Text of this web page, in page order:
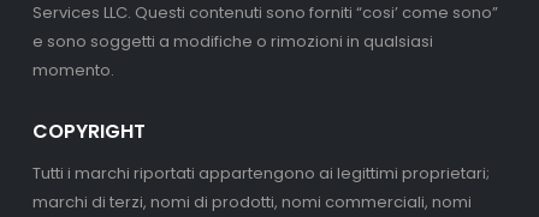
Services LLC. Questi contenuti sono forniti “cosi’ come sono”
e sono soggetti a modifiche o rimozioni in qualsiasi
momento.
COPYRIGHT
Tutti i marchi riportati appartengono ai legittimi proprietari;
marchi di terzi, nomi di prodotti, nomi commerciali, nomi